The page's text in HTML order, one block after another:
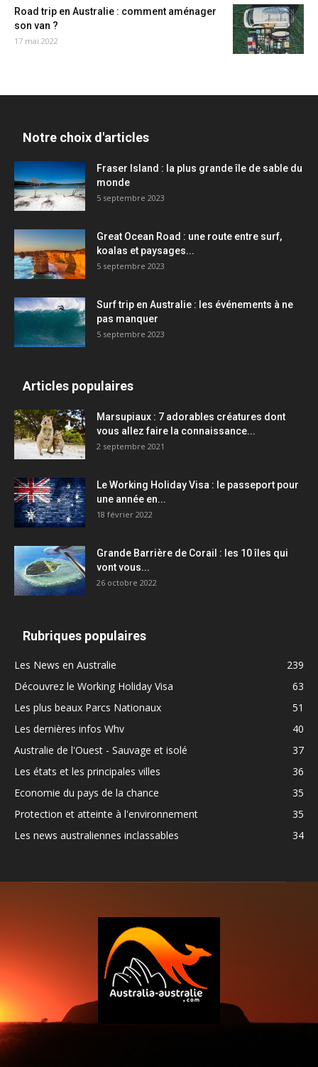
Road trip en Australie : comment aménager
son van ?
17 mai 2022
Notre choix d'articles
Fraser Island : la plus grande île de sable du
monde
5 septembre 2023
Great Ocean Road : une route entre surf,
koalas et paysages...
5 septembre 2023
Surf trip en Australie : les événements à ne
pas manquer
5 septembre 2023
Articles populaires
Marsupiaux : 7 adorables créatures dont
vous allez faire la connaissance...
2 septembre 2021
Le Working Holiday Visa : le passeport pour
une année en...
18 février 2022
Grande Barrière de Corail : les 10 îles qui
vont vous...
26 octobre 2022
Rubriques populaires
Les News en Australie
239
Découvrez le Working Holiday Visa
63
Les plus beaux Parcs Nationaux
51
Les dernières infos Whv
40
Australie de l'Ouest - Sauvage et isolé
37
Les états et les principales villes
36
Economie du pays de la chance
35
Protection et atteinte à l'environnement
35
Les news australiennes inclassables
34